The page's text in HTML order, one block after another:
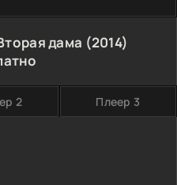
дама (2014)
2 Плеер 3